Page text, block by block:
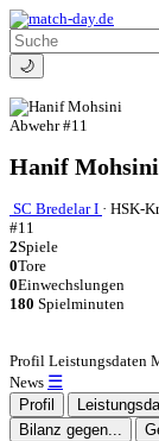
🌙
Abwehr #11
Hanif Mohsini
SC Bredelar I · HSK-
#11
2Spiele
0Tore
0Einwechslungen
180 Spielminuten
Profil Leistungsdaten
News ☰
Profil
Bilanz gegen...